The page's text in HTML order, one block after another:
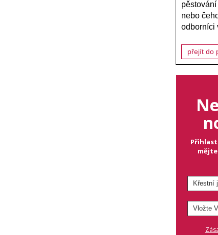
nebo
odborníci
přejít do
mějte